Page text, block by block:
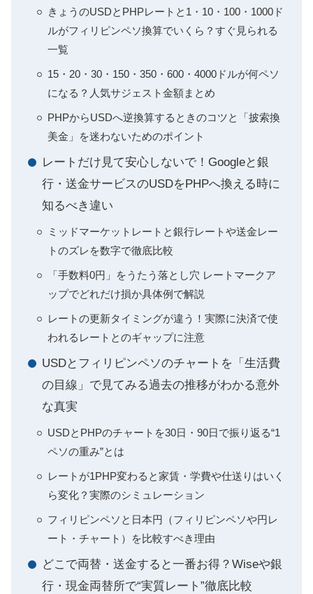
きょうのUSDとPHPレートと1・10・100・1000ド
ルがフィリピンペソ換算でいくら？すぐ見られる
一覧
15・20・30・150・350・600・4000ドルが何ペソ
になる？人気サジェスト金額まとめ
PHPからUSDへ逆換算するときのコツと「披索換
美金」を迷わないためのポイント
レートだけ見て安心しないで！Googleと銀
行・送金サービスのUSDをPHPへ換える時に
知るべき違い
ミッドマーケットレートと銀行レートや送金レー
トのズレを数字で徹底比較
「手数料0円」をうたう落とし穴 レートマークア
ップでどれだけ損か具体例で解説
レートの更新タイミングが違う！実際に決済で使
われるレートとのギャップに注意
USDとフィリピンペソのチャートを「生活費
の目線」で見てみる過去の推移がわかる意外
な真実
USDとPHPのチャートを30日・90日で振り返る“1
ペソの重み”とは
レートが1PHP変わると家賃・学費や仕送りはいく
ら変化？実際のシミュレーション
フィリピンペソと日本円（フィリピンペソや円レ
ート・チャート）を比較すべき理由
どこで両替・送金すると一番お得？Wiseや銀
行・現金両替所で“実質レート”徹底比較